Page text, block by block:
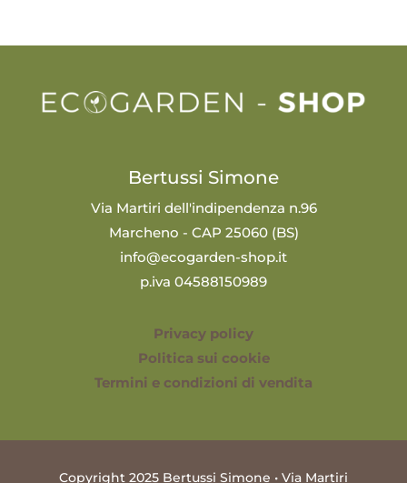
Bertussi Simone
Via Martiri dell'indipendenza n.96
Marcheno - CAP 25060 (BS)
info@ecogarden-shop.it
p.iva 04588150989
Privacy policy
Politica sui cookie
Termini e condizioni di vendita
Copyright 2025 Bertussi Simone • Via Martiri